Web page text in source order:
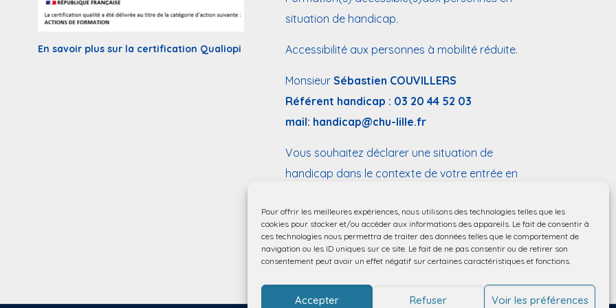
Pour offrir les meilleures expériences, nous utilisons des technologies telles que les
cookies pour stocker et/ou accéder aux informations des appareils. Le fait de consentir à
ces technologies nous permettra de traiter des données telles que le comportement de
navigation ou les ID uniques sur ce site. Le fait de ne pas consentir ou de retirer son
consentement peut avoir un effet négatif sur certaines caractéristiques et fonctions.
Accepter Refuser Voir les préférences
En savoir plus sur la certification Qualiopi
situation de handicap.
Accessibilité aux personnes à mobilité réduite.
Monsieur Sébastien COUVILLERS
Référent handicap : 03 20 44 52 03
mail: handicap@chu-lille.fr
Vous souhaitez déclarer une situation de
handicap dans le contexte de votre entrée en